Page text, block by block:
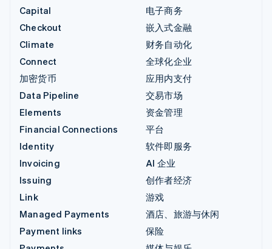
Capital
Checkout
Climate
Connect
加密货币
Data Pipeline
Elements
Financial Connections
Identity
Invoicing
Issuing
Link
Managed Payments
Payment links
电子商务
嵌入式金融
财务自动化
全球化企业
应用内支付
交易市场
资金管理
平台
软件即服务
AI 企业
创作者经济
游戏
酒店、旅游与休闲
保险